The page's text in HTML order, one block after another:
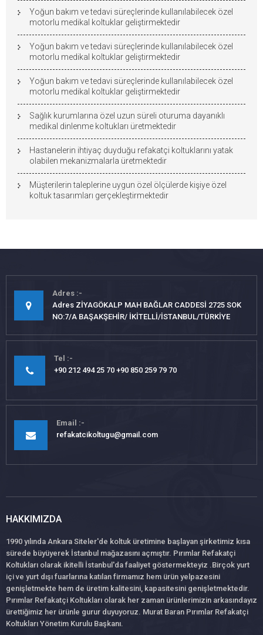
Yoğun bakım ve tedavi süreçlerinde kullanılabilecek özel
motorlu medikal koltuklar geliştirmektedir
Yoğun bakım ve tedavi süreçlerinde kullanılabilecek özel
motorlu medikal koltuklar geliştirmektedir
Yoğun bakım ve tedavi süreçlerinde kullanılabilecek özel
motorlu medikal koltuklar geliştirmektedir
Sağlık kurumlarına özel uzun süreli oturuma dayanıklı
medikal dinlenme koltukları üretmektedir
Hastanelerin ihtiyaç duyduğu refakatçi koltuklarını yatak
olabilen mekanizmalarla üretmektedir
Müşterilerin taleplerine uygun özel ölçülerde kişiye özel
koltuk tasarımları gerçekleştirmektedir
Adres
Adres ZİYAGÖKALP MAH BAĞLAR CADDESİ 2725 SOK
NO:7/A BAŞAKŞEHİR/ İKİTELLİ/İSTANBUL/TÜRKİYE
Tel
+90 212 494 25 70 +90 850 259 79 70
Email
refakatcikoltugu@gmail.com
HAKKIMIZDA
1990 yılında Ankara Siteler'de koltuk üretimine başlayan şirketimiz kısa
sürede büyüyerek İstanbul mağazasını açmıştır. Pırımlar Refakatçi
Koltukları olarak ikitelli İstanbul'da faaliyet göstermekteyiz .Birçok yurt
içi ve yurt dışı fuarlarına katılan firmamız hem ürün yelpazesini
genişletmekte hem de üretim kalitesini, kapasitesini genişletmektedir.
Pırımlar Refakatçi Koltukları olarak her zaman ürünlerimizin arkasındayız
ürettiğimiz her ürünle gurur duyuyoruz. Murat Baran Pırımlar Refakatçi
Koltukları Yönetim Kurulu Başkanı.